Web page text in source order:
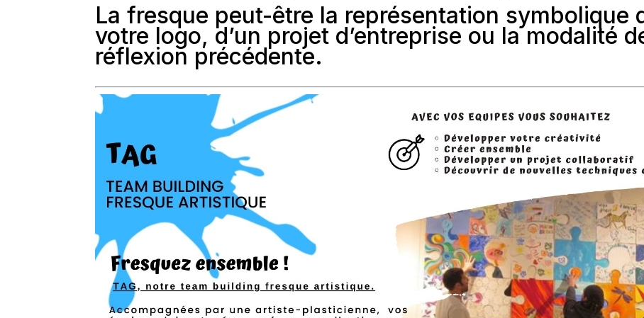
La fresque peut-être la représentation symbolique
votre logo, d’un projet d’entreprise ou la modalité
réflexion précédente.